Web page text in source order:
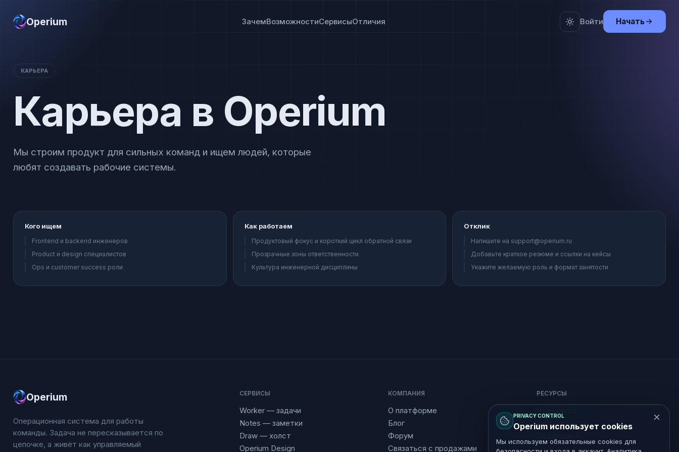
PRIVACY CONTROL
Operium использует cookies
Мы используем обязательные cookies для
Operium ЗачемВозможностиСервисыОтличия Войти Начать
КАРЬЕРА
Карьера в Operium
Мы строим продукт для сильных команд и ищем людей, которые
любят создавать рабочие системы.
Кого ищем
Frontend и backend инженеров
Product и design специалистов
Ops и customer success роли
Как работаем
Продуктовый фокус и короткий цикл обратной связи
Прозрачные зоны ответственности
Культура инженерной дисциплины
Отклик
Напишите на support@operium.ru
Добавьте краткое резюме и ссылки на кейсы
Укажите желаемую роль и формат занятости
Operium
Операционная система для работы
команды. Задача не пересказывается по
цепочке, а живёт как управляемый
СЕРВИСЫ
Worker — задачи
Notes — заметки
Draw — холст
Operium Design
КОМПАНИЯ
О платформе
Блог
Форум
Связаться с продажами
РЕСУРСЫ
Безопасность